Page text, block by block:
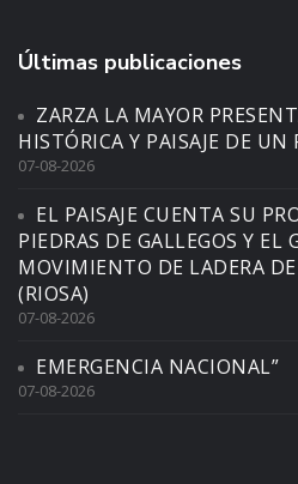
Últimas publicaciones
ZARZA LA MAYOR
HISTÓRICA Y PAISAJE DE
07-08-2026
EL PAISAJE CUENTA SU
PIEDRAS DE GALLEGOS Y EL
MOVIMIENTO DE LADERA
(RIOSA)
07-08-2026
EMERGENCIA NACIONAL”
07-08-2026